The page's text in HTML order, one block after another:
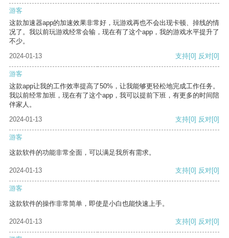
游客
这款加速器app的加速效果非常好，玩游戏再也不会出现卡顿、掉线的情
况了。我以前玩游戏经常会输，现在有了这个app，我的游戏水平提升了
不少。
2024-01-13
支持[0] 反对[0]
游客
这款app让我的工作效率提高了50%，让我能够更轻松地完成工作任务。
我以前经常加班，现在有了这个app，我可以提前下班，有更多的时间陪
伴家人。
2024-01-13
支持[0] 反对[0]
游客
这款软件的功能非常全面，可以满足我所有需求。
2024-01-13 支持[0] 反对[0]
游客
这款软件的操作非常简单，即使是小白也能快速上手。
2024-01-13 支持[0] 反对[0]